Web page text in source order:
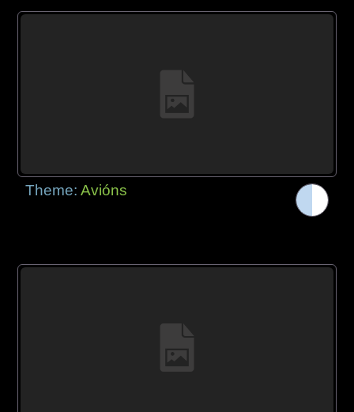
Theme:Avións